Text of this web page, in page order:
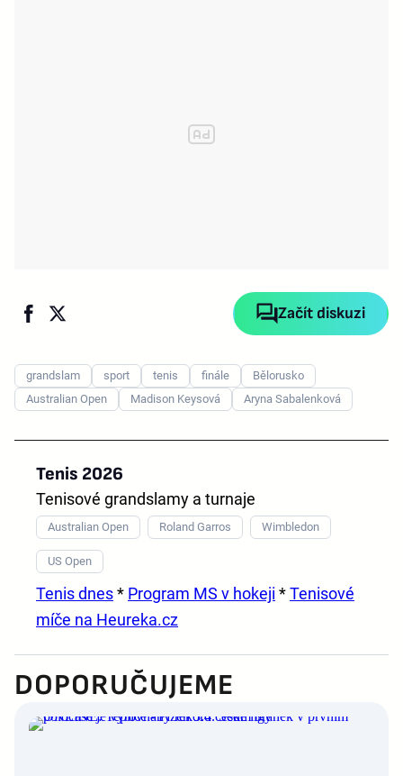
Začít diskuzi
grandslam sport tenis finále
Bělorusko
Australian Open
Madison Keysová Aryna Sabalenková
Tenis 2026
Tenisové grandslamy a turnaje
Australian Open Roland Garros Wimbledon
US Open
Tenis dnes* Program MS v hokeji *Tenisové
míče na Heureka.cz
DOPORUČUJEME